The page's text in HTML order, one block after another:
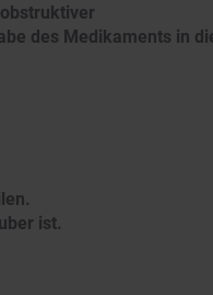
des Medikaments in
ist.